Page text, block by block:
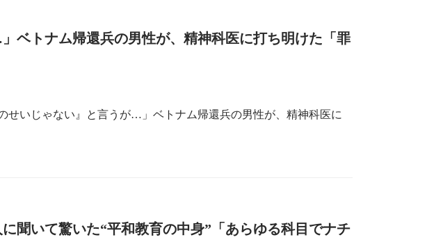
ベトナム帰還兵の男性が、精神科医に打ち明けた「罪
せいじゃない』と言うが…」ベトナム帰還兵の男性が、精神科医に
聞いて驚いた“平和教育の中身”「あらゆる科目でナチ